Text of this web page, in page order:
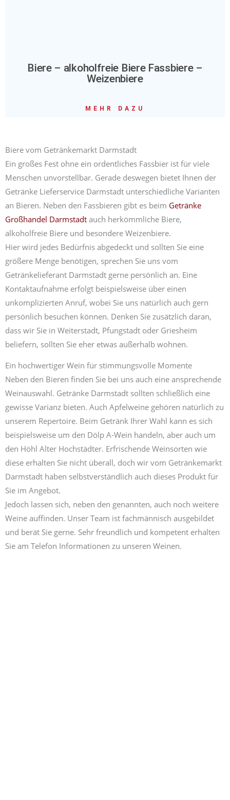
Biere – alkoholfreie Biere Fassbiere –
Weizenbiere
MEHR DAZU
Biere vom Getränkemarkt Darmstadt
Ein großes Fest ohne ein ordentliches Fassbier ist für viele
Menschen unvorstellbar. Gerade deswegen bietet Ihnen der
Getränke Lieferservice Darmstadt unterschiedliche Varianten
an Bieren. Neben den Fassbieren gibt es beim Getränke
Großhandel Darmstadt auch herkömmliche Biere,
alkoholfreie Biere und besondere Weizenbiere.
Hier wird jedes Bedürfnis abgedeckt und sollten Sie eine
größere Menge benötigen, sprechen Sie uns vom
Getränkelieferant Darmstadt gerne persönlich an. Eine
Kontaktaufnahme erfolgt beispielsweise über einen
unkomplizierten Anruf, wobei Sie uns natürlich auch gern
persönlich besuchen können. Denken Sie zusätzlich daran,
dass wir Sie in Weiterstadt, Pfungstadt oder Griesheim
beliefern, sollten Sie eher etwas außerhalb wohnen.
Ein hochwertiger Wein für stimmungsvolle Momente
Neben den Bieren finden Sie bei uns auch eine ansprechende
Weinauswahl. Getränke Darmstadt sollten schließlich eine
gewisse Varianz bieten. Auch Apfelweine gehören natürlich zu
unserem Repertoire. Beim Getränk Ihrer Wahl kann es sich
beispielsweise um den Dölp A-Wein handeln, aber auch um
den Höhl Alter Hochstädter. Erfrischende Weinsorten wie
diese erhalten Sie nicht überall, doch wir vom Getränkemarkt
Darmstadt haben selbstverständlich auch dieses Produkt für
Sie im Angebot.
Jedoch lassen sich, neben den genannten, auch noch weitere
Weine auffinden. Unser Team ist fachmännisch ausgebildet
und berät Sie gerne. Sehr freundlich und kompetent erhalten
Sie am Telefon Informationen zu unseren Weinen.